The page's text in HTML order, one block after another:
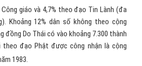
giáo và 4,7% theo đạo Tin Lành (đa
Khoảng 12% dân số không theo cộng
đồng Do Thái có vào khoảng 7.300 thành
theo đạo Phật được công nhận là cộng
1983.